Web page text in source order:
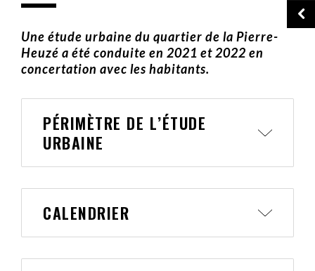
Une étude urbaine du quartier de la Pierre-
Heuzé a été conduite en 2021 et 2022 en
concertation avec les habitants.
PÉRIMÈTRE DE L’ÉTUDE
URBAINE
CALENDRIER